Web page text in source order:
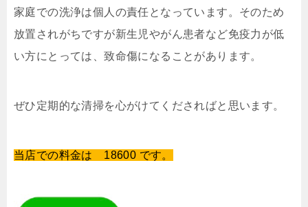
家庭での洗浄は個人の責任となっています。そのため
放置されがちですが新生児やがん患者など免疫力が低
い方にとっては、致命傷になることがあります。
ぜひ定期的な清掃を心がけてくださればと思います。
当店での料金は 18600 です。